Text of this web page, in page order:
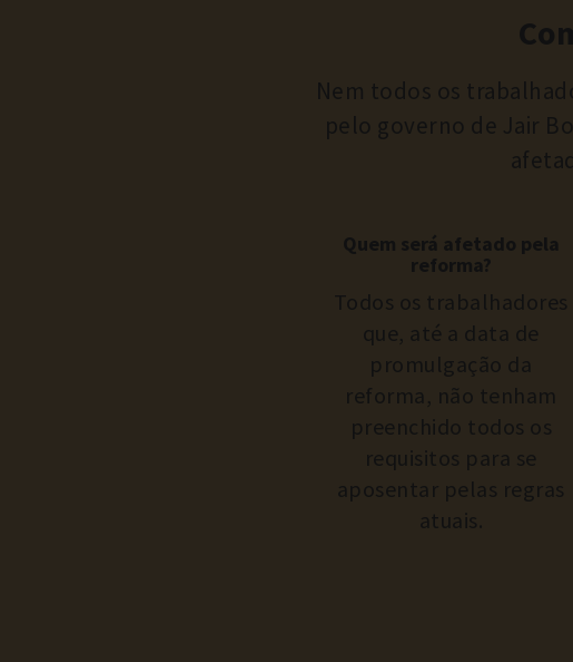
Nem todos os
pelo governo de Jair
Quem será afetado pela
reforma?
Todos os trabalhadores
que, até a data de
promulgação da
reforma, não tenham
preenchido todos os
requisitos para se
aposentar pelas regras
atuais.